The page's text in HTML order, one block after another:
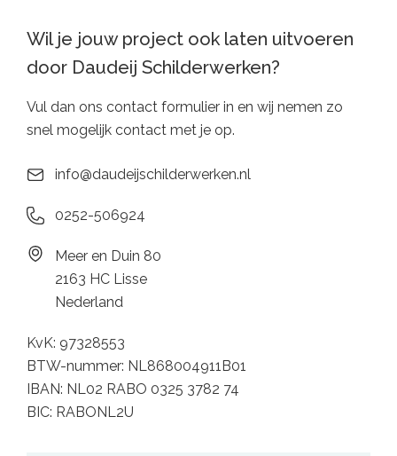
Wil je jouw project ook laten uitvoeren
door Daudeij Schilderwerken?
Vul dan ons contact formulier in en wij nemen zo
snel mogelijk contact met je op.
info@daudeijschilderwerken.nl
0252-506924
Meer en Duin 80
2163 HC Lisse
Nederland
KvK: 97328553
BTW-nummer: NL868004911B01
IBAN: NL02 RABO 0325 3782 74
BIC: RABONL2U